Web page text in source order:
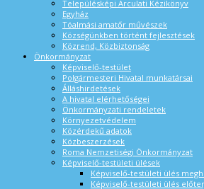
Településképi Arculati Kézikönyv
Egyház
Tóalmási amatőr művészek
Községünkben történt fejlesztések
Közrend, Közbiztonság
Önkormányzat
Képviselő-testület
Polgármesteri Hivatal munkatársai
Álláshirdetések
A hivatal elérhetőségei
Önkormányzati rendeletek
Környezetvédelem
Közérdekű adatok
Közbeszerzések
Roma Nemzetiségi Önkormányzat
Képviselő-testületi ülések
Képviselő-testületi ülés
Képviselő-testületi ülés